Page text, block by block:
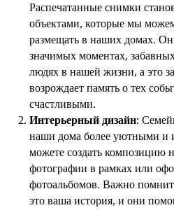
Распечатанные снимки
объектами, которые мы
размещать в наших домах.
значимых моментах,
людях в нашей жизни, а это
возрождает память о тех
счастливыми.
Интерьерный дизайн:
наши дома более уютными
можете создать композицию
фотографии в рамках или
фотоальбомов. Важно
это ваша история, и они